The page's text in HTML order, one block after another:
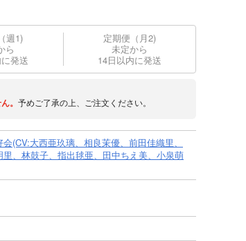
週1)
ら
発送
定期便（月2)
未定から
14日以内に発送
。 予めご了承の上、ご注文ください。
(CV:大西亜玖璃、相良茉優、前田佳織里、
、林鼓子、指出毬亜、田中ちえ美、小泉萌